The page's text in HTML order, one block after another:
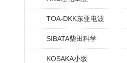
TOA-DKK东亚电波
SIBATA柴田科学
KOSAKA小坂